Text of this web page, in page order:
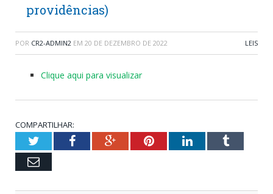
providências)
POR CR2-ADMIN2 EM 20 DE DEZEMBRO DE 2022 LEIS
Clique aqui para visualizar
COMPARTILHAR:
TwitterFacebookGoogle+PinterestLinkedInTumblr
Email